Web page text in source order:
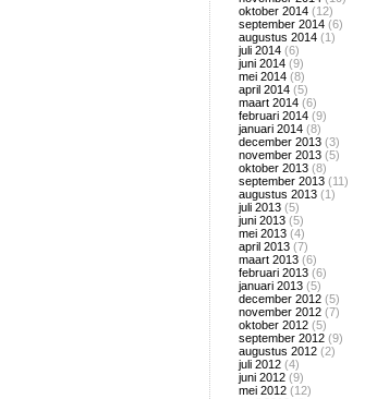
oktober 2014 (12)
september 2014 (6)
augustus 2014 (1)
juli 2014 (6)
juni 2014 (9)
mei 2014 (8)
april 2014 (5)
maart 2014 (6)
februari 2014 (9)
januari 2014 (8)
december 2013 (3)
november 2013 (5)
oktober 2013 (8)
september 2013 (11)
augustus 2013 (1)
juli 2013 (5)
juni 2013 (5)
mei 2013 (4)
april 2013 (7)
maart 2013 (6)
februari 2013 (6)
januari 2013 (5)
december 2012 (5)
november 2012 (7)
oktober 2012 (5)
september 2012 (9)
augustus 2012 (2)
juli 2012 (4)
juni 2012 (9)
mei 2012 (12)